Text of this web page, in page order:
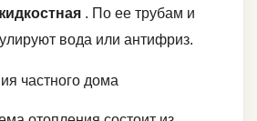
. По ее трубам и
вода или антифриз.
частного дома